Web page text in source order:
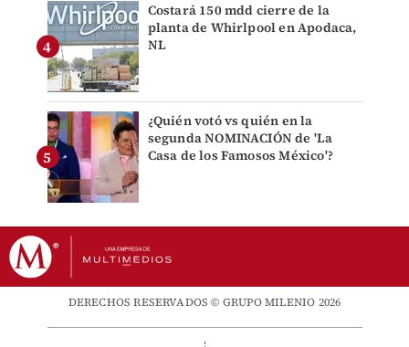
Costará 150 mdd cierre de la
planta de Whirlpool en Apodaca,
NL
¿Quién votó vs quién en la
segunda NOMINACIÓN de 'La
Casa de los Famosos México'?
DERECHOS RESERVADOS © GRUPO MILENIO 2026